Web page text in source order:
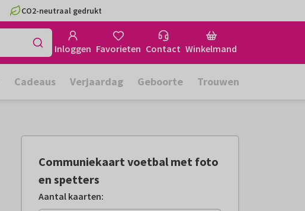
CO2-neutraal gedrukt
Inloggen Favorieten Contact Winkelmand
Cadeaus Verjaardag Geboorte Trouwen
Communiekaart voetbal met foto
en spetters
Aantal kaarten: